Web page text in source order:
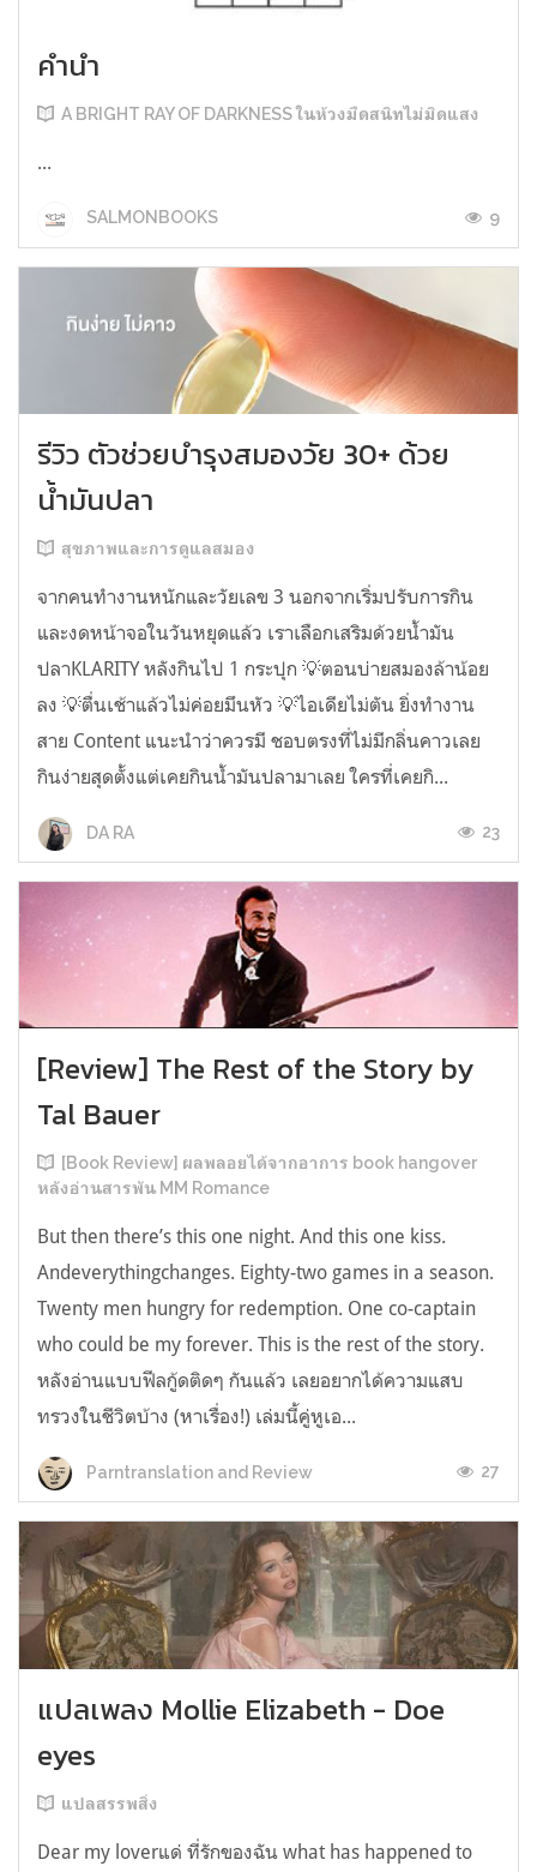
คำนำ
A BRIGHT RAY OF DARKNESS ในห้วงมืดสนิทไม่มิดแสง
...
SALMONBOOKS 9
รีวิว ตัวช่วยบำรุงสมองวัย 30+ ด้วย
น้ำมันปลา
สุขภาพและการดูแลสมอง
จากคนทำงานหนักและวัยเลข 3 นอกจากเริ่มปรับการกิน
และงดหน้าจอในวันหยุดแล้ว เราเลือกเสริมด้วยน้ำมัน
ปลาKLARITY หลังกินไป 1 กระปุก 💡ตอนบ่ายสมองล้าน้อย
ลง 💡ตื่นเช้าแล้วไม่ค่อยมึนหัว 💡ไอเดียไม่ตัน ยิ่งทำงาน
สาย Content แนะนำว่าควรมี ชอบตรงที่ไม่มีกลิ่นคาวเลย
กินง่ายสุดตั้งแต่เคยกินน้ำมันปลามาเลย ใครที่เคยกิ...
DA RA 23
[Review] The Rest of the Story by
Tal Bauer
[Book Review] ผลพลอยได้จากอาการ book hangover
หลังอ่านสารพัน MM Romance
But then there’s this one night. And this one kiss.
Andeverythingchanges. Eighty-two games in a season.
Twenty men hungry for redemption. One co-captain
who could be my forever. This is the rest of the story.
หลังอ่านแบบฟีลกู้ดติดๆ กันแล้ว เลยอยากได้ความแสบ
ทรวงในชีวิตบ้าง (หาเรื่อง!) เล่มนี้คู่หูเอ...
Parntranslation and Review 27
แปลเพลง Mollie Elizabeth - Doe
eyes
แปลสรรพสิ่ง
Dear my loverแด่ ที่รักของฉัน what has happened to